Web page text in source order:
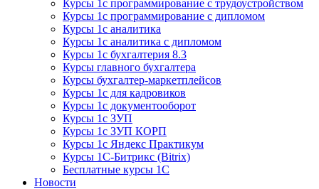
Курсы 1с программирование с трудоустройством
Курсы 1с программирование с дипломом
Курсы 1с аналитика
Курсы 1с аналитика с дипломом
Курсы 1с бухгалтерия 8.3
Курсы главного бухгалтера
Курсы бухгалтер-маркетплейсов
Курсы 1с для кадровиков
Курсы 1с документооборот
Курсы 1с ЗУП
Курсы 1с ЗУП КОРП
Курсы 1с Яндекс Практикум
Курсы 1С-Битрикс (Bitrix)
Бесплатные курсы 1С
Новости